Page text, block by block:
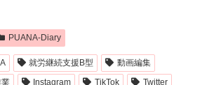
PUANA-Diary
就労継続支援B型
動画編集
Instagram TikTok
Twitter